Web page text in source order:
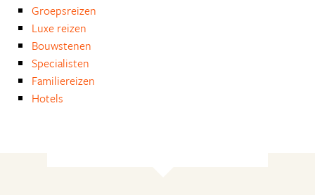
Groepsreizen
Luxe reizen
Bouwstenen
Specialisten
Familiereizen
Hotels